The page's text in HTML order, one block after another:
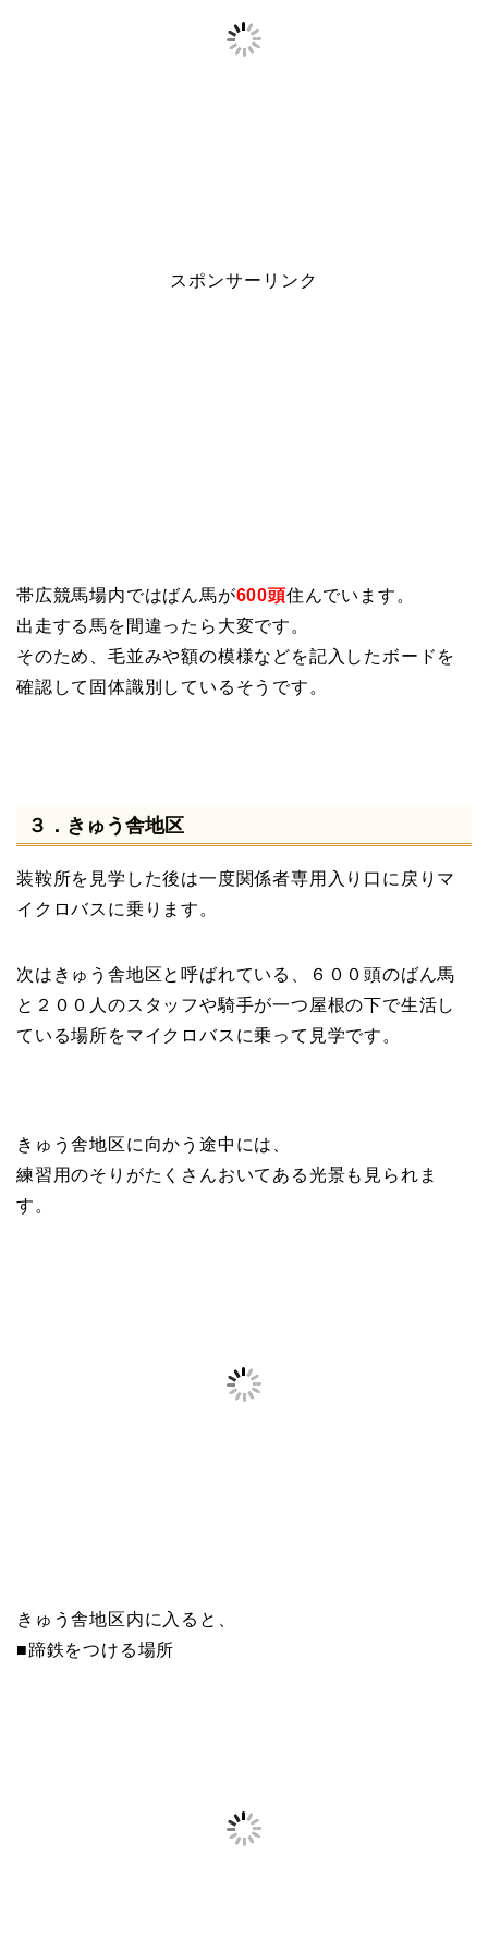
スポンサーリンク
帯広競馬場内ではばん馬が600頭住んでいます。
出走する馬を間違ったら大変です。
そのため、毛並みや額の模様などを記入したボードを
確認して固体識別しているそうです。
３．きゅう舎地区
装鞍所を見学した後は一度関係者専用入り口に戻りマ
イクロバスに乗ります。
次はきゅう舎地区と呼ばれている、６００頭のばん馬
と２００人のスタッフや騎手が一つ屋根の下で生活し
ている場所をマイクロバスに乗って見学です。
きゅう舎地区に向かう途中には、
練習用のそりがたくさんおいてある光景も見られま
す。
きゅう舎地区内に入ると、
■蹄鉄をつける場所